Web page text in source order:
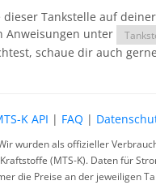
Tankstelle auf
Anweisungen unter
schaue dir auch
K API | FAQ |
wurden als offizieller
(MTS-K). Daten für
die Preise an der jeweiligen